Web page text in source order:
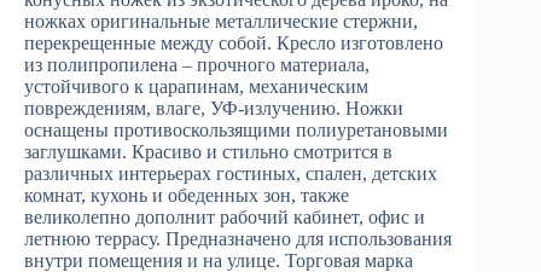
ножках оригинальные металлические стержни,
перекрещенные между собой. Кресло изготовлено
из полипропилена – прочного материала,
устойчивого к царапинам, механическим
повреждениям, влаге, УФ-излучению. Ножки
оснащены противоскользящими полиуретановыми
заглушками. Красиво и стильно смотрится в
различных интерьерах гостиных, спален, детских
комнат, кухонь и обеденных зон, также
великолепно дополнит рабочий кабинет, офис и
летнюю террасу. Предназначено для использования
внутри помещения и на улице. Торговая марка